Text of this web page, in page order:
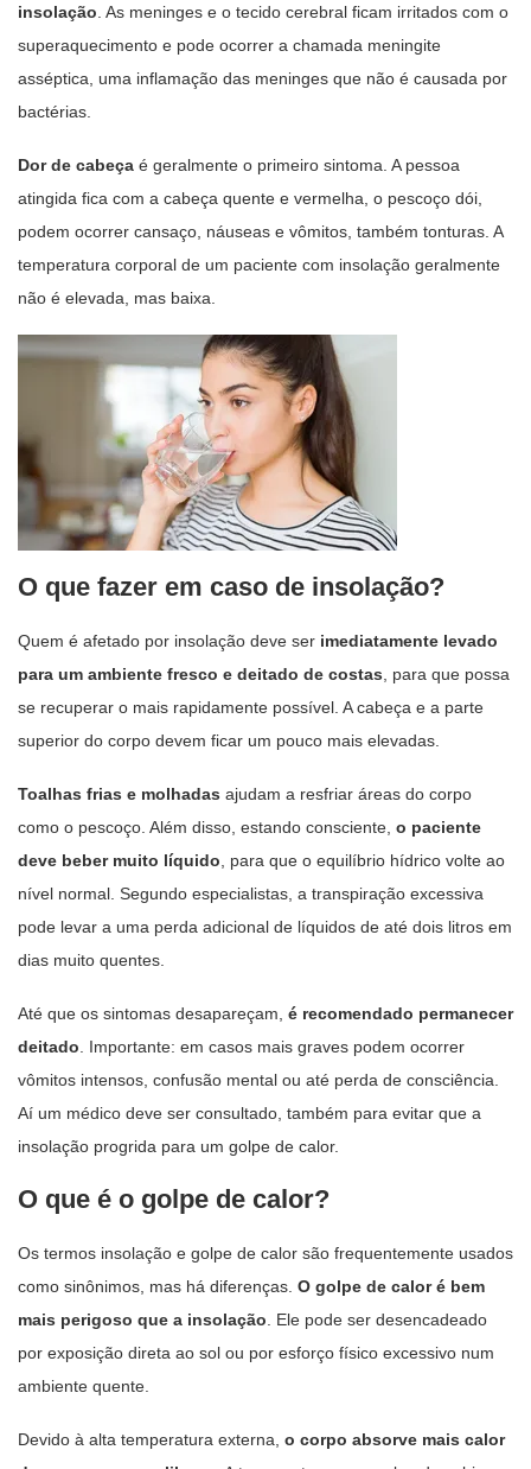
insolação . As meninges e o tecido cerebral ficam irritados com o
superaquecimento e pode ocorrer a chamada meningite
asséptica, uma inflamação das meninges que não é causada por
bactérias.
Dor de cabeça é geralmente o primeiro sintoma. A pessoa
atingida fica com a cabeça quente e vermelha, o pescoço dói,
podem ocorrer cansaço, náuseas e vômitos, também tonturas. A
temperatura corporal de um paciente com insolação geralmente
não é elevada, mas baixa.
O que fazer em caso de insolação?
Quem é afetado por insolação deve ser imediatamente levado
para um ambiente fresco e deitado de costas , para que possa
se recuperar o mais rapidamente possível. A cabeça e a parte
superior do corpo devem ficar um pouco mais elevadas.
Toalhas frias e molhadas ajudam a resfriar áreas do corpo
como o pescoço. Além disso, estando consciente, o paciente
deve beber muito líquido , para que o equilíbrio hídrico volte ao
nível normal. Segundo especialistas, a transpiração excessiva
pode levar a uma perda adicional de líquidos de até dois litros em
dias muito quentes.
Até que os sintomas desapareçam, é recomendado permanecer
deitado . Importante: em casos mais graves podem ocorrer
vômitos intensos, confusão mental ou até perda de consciência.
Aí um médico deve ser consultado, também para evitar que a
insolação progrida para um golpe de calor.
O que é o golpe de calor?
Os termos insolação e golpe de calor são frequentemente usados
como sinônimos, mas há diferenças. O golpe de calor é bem
mais perigoso que a insolação . Ele pode ser desencadeado
por exposição direta ao sol ou por esforço físico excessivo num
ambiente quente.
Devido à alta temperatura externa, o corpo absorve mais calor